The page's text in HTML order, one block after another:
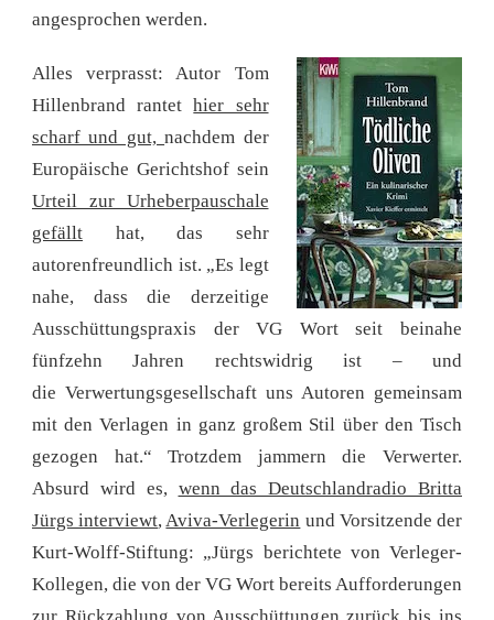
angesprochen werden.
Alles verprasst: Autor Tom
Hillenbrand rantethier sehr
scharf und gut,nachdem der
Europäische Gerichtshof sein
Urteil zur Urheberpauschale
gefällt hat, das sehr
autorenfreundlich ist. „Es legt
nahe, dass die derzeitige
Ausschüttungspraxis der VG Wort seit beinahe
fünfzehn Jahren rechtswidrig ist – und
die Verwertungsgesellschaft uns Autoren gemeinsam
mit den Verlagen in ganz großem Stil über den Tisch
gezogen hat.“ Trotzdem jammern die Verwerter.
Absurd wird es, wenn das Deutschlandradio Britta
Jürgs interviewt,Aviva-Verlegerin und Vorsitzende der
Kurt-Wolff-Stiftung: „Jürgs berichtete von Verleger-
Kollegen, die von der VG Wort bereits Aufforderungen